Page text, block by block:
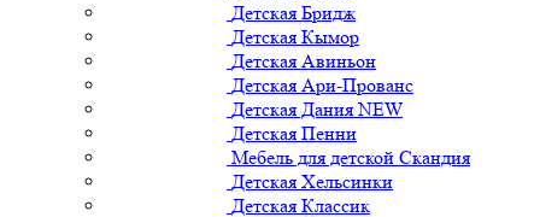
Детская Бридж
Детская Кымор
Детская Авиньон
Детская Ари-Прованс
Детская Дания NEW
Детская Пенни
Мебель для детской Скандия
Детская Хельсинки
Детская Классик